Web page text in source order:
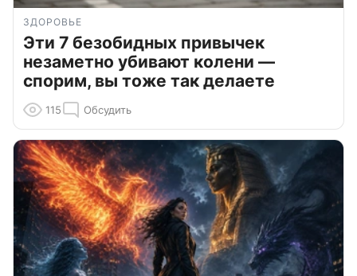
ЗДОРОВЬЕ
Эти 7 безобидных привычек
незаметно убивают колени —
спорим, вы тоже так делаете
115 Обсудить